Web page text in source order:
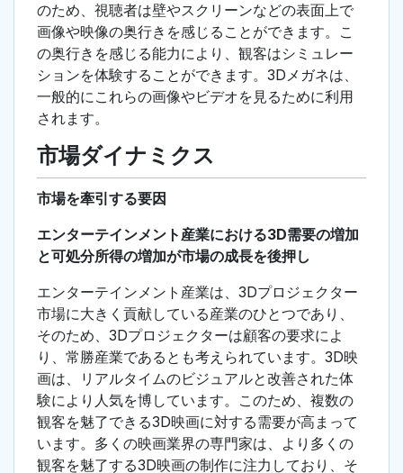
のため、視聴者は壁やスクリーンなどの表面上で
画像や映像の奥行きを感じることができます。こ
の奥行きを感じる能力により、観客はシミュレー
ションを体験することができます。3Dメガネは、
一般的にこれらの画像やビデオを見るために利用
されます。
市場ダイナミクス
市場を牽引する要因
エンターテインメント産業における3D需要の増加
と可処分所得の増加が市場の成長を後押し
エンターテインメント産業は、3Dプロジェクター
市場に大きく貢献している産業のひとつであり、
そのため、3Dプロジェクターは顧客の要求によ
り、常勝産業であるとも考えられています。3D映
画は、リアルタイムのビジュアルと改善された体
験により人気を博しています。このため、複数の
観客を魅了できる3D映画に対する需要が高まって
います。多くの映画業界の専門家は、より多くの
観客を魅了する3D映画の制作に注力しており、そ